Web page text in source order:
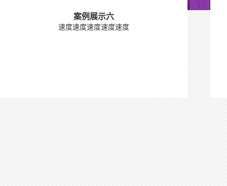
案例展示六
速度速度速度速度速度